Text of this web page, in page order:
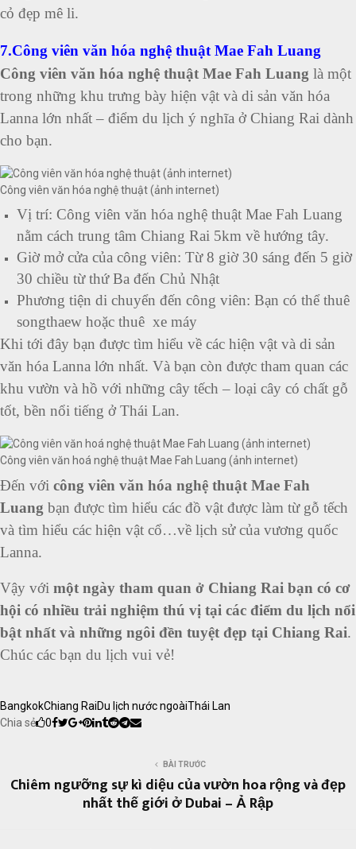
cỏ đẹp mê li.
7.Công viên văn hóa nghệ thuật Mae Fah Luang
Công viên văn hóa nghệ thuật Mae Fah Luang là một
trong những khu trưng bày hiện vật và di sản văn hóa
Lanna lớn nhất – điểm du lịch ý nghĩa ở Chiang Rai dành
cho bạn.
Công viên văn hóa nghệ thuật (ảnh internet)
Vị trí: Công viên văn hóa nghệ thuật Mae Fah Luang
nằm cách trung tâm Chiang Rai 5km về hướng tây.
Giờ mở cửa của công viên: Từ 8 giờ 30 sáng đến 5 giờ
30 chiều từ thứ Ba đến Chủ Nhật
Phương tiện di chuyển đến công viên: Bạn có thể thuê
songthaew hoặc thuê xe máy
Khi tới đây bạn được tìm hiểu về các hiện vật và di sản
văn hóa Lanna lớn nhất. Và bạn còn được tham quan các
khu vườn và hồ với những cây tếch – loại cây có chất gỗ
tốt, bền nổi tiếng ở Thái Lan.
Công viên văn hoá nghệ thuật Mae Fah Luang (ảnh internet)
Đến với công viên văn hóa nghệ thuật Mae Fah
Luang bạn được tìm hiểu các đồ vật được làm từ gỗ tếch
và tìm hiểu các hiện vật cổ…về lịch sử của vương quốc
Lanna.
Vậy với một ngày tham quan ở Chiang Rai bạn có cơ
hội có nhiều trải nghiệm thú vị tại các điểm du lịch nổi
bật nhất và những ngôi đền tuyệt đẹp tại Chiang Rai.
Chúc các bạn du lịch vui vẻ!
BangkokChiang RaiDu lịch nước ngoàiThái Lan
Chia sẻ
0
BÀI TRƯỚC
Chiêm ngưỡng sự kì diệu của vườn hoa rộng và đẹp
nhất thế giới ở Dubai – Ả Rập